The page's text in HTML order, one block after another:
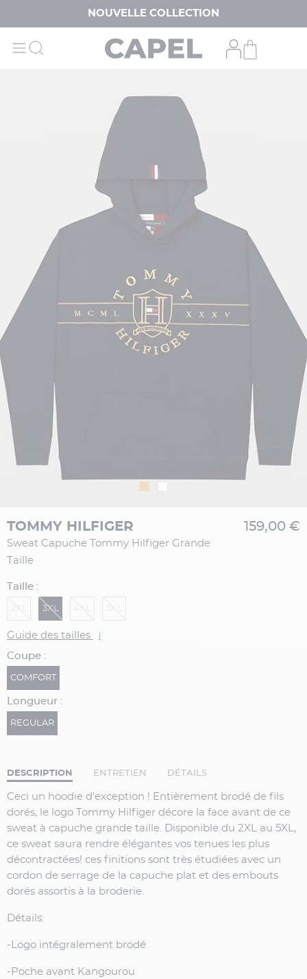
NOUVELLE COLLECTION
TOMMY HILFIGER
Sweat Capuche Tommy Hilfiger Grande
Taille
159,00 €
Taille :
3XL
Guide des tailles i
Coupe :
COMFORT
Longueur :
REGULAR
DESCRIPTION ENTRETIEN DÉTAILS
Ceci un hoodie d'exception ! Entièrement brodé de fils
dorés, le logo Tommy Hilfiger décore la face avant de ce
sweat à capuche grande taille. Disponible du 2XL au 5XL,
ce sweat saura rendre élégantes vos tenues les plus
décontractées! ces finitions sont très étudiées avec un
cordon de serrage de la capuche plat et des embouts
dorés assortis à la broderie.
Détails:
-Logo intégralement brodé
-Poche avant Kangourou